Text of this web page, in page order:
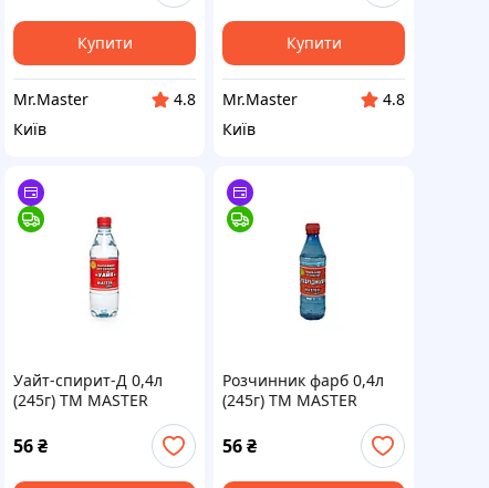
Купити
Mr.Master
4.8
Київ
Купити
Mr.Master
4.8
Київ
Уайт-спирит-Д 0,4л
(245г) ТМ MASTER
56₴
Розчинник фарб 0,4л
(245г) ТМ MASTER
56₴